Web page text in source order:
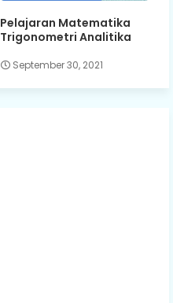
Pelajaran Matematika
Trigonometri Analitika
September 30, 2021